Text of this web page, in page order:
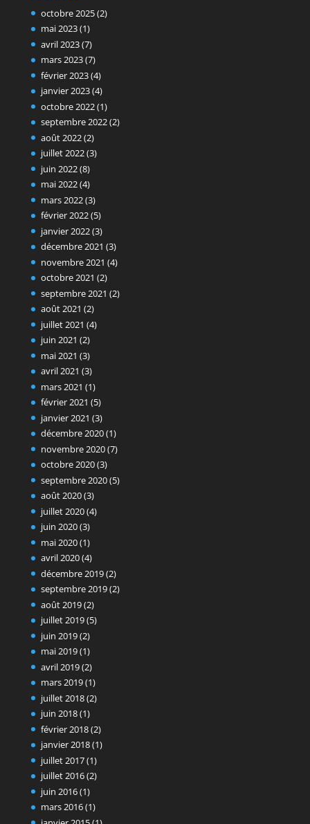
octobre 2025(2)
mai 2023(1)
avril 2023(7)
mars 2023(7)
février 2023(4)
janvier 2023(4)
octobre 2022(1)
septembre 2022(2)
août 2022(2)
juillet 2022(3)
juin 2022(8)
mai 2022(4)
mars 2022(3)
février 2022(5)
janvier 2022(3)
décembre 2021 (3)
novembre 2021 (4)
octobre 2021 (2)
septembre 2021 (2)
août 2021 (2)
juillet 2021 (4)
juin 2021 (2)
mai 2021 (3)
avril 2021 (3)
mars 2021 (1)
février 2021 (5)
janvier 2021 (3)
décembre 2020(1)
novembre 2020(7)
octobre 2020(3)
septembre 2020(5)
août 2020(3)
juillet 2020(4)
juin 2020(3)
mai 2020(1)
avril 2020(4)
décembre 2019(2)
septembre 2019(2)
août 2019(2)
juillet 2019(5)
juin 2019(2)
mai 2019(1)
avril 2019(2)
mars 2019(1)
juillet 2018(2)
juin 2018(1)
février 2018(2)
janvier 2018(1)
juillet 2017(1)
juillet 2016(2)
juin 2016(1)
mars 2016(1)